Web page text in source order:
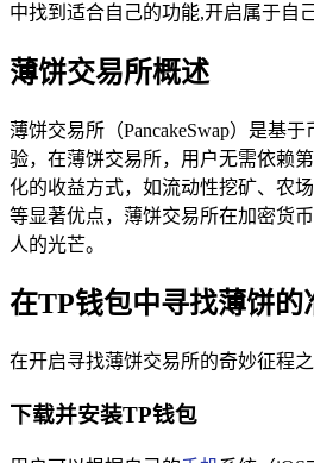
中找到适合自己的功能,开启属于自
薄饼交易所概述
薄饼交易所（PancakeSwap）是基
验，在薄饼交易所，用户无需依赖
化的收益方式，如流动性挖矿、农
等显著优点，薄饼交易所在加密货
人的光芒。
在TP钱包中寻找薄饼的
在开启寻找薄饼交易所的奇妙征程
下载并安装TP钱包